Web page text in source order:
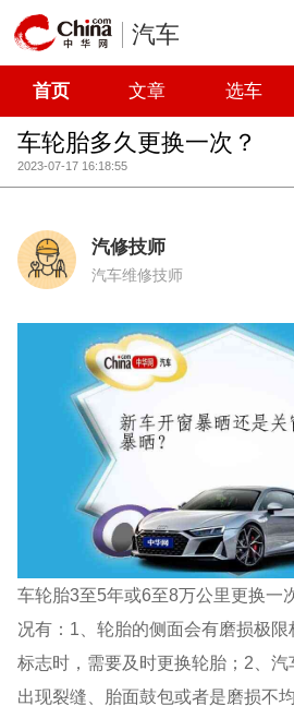
汽车
首页 文章 选车
车轮胎多久更换一次？
2023-07-17 16:18:55
汽修技师
汽车维修技师
车轮胎3至5年或6至8万公里更换一
况有：1、轮胎的侧面会有磨损极
标志时，需要及时更换轮胎；2、
出现裂缝、胎面鼓包或者是磨损不